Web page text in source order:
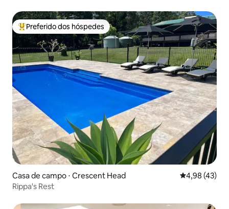
Entre os melhores preferidos dos hóspedes
Preferido dos hóspedes
Casa de campo ⋅ Crescent Head 4,98 de uma
4,98 (43)
Rippa's Rest